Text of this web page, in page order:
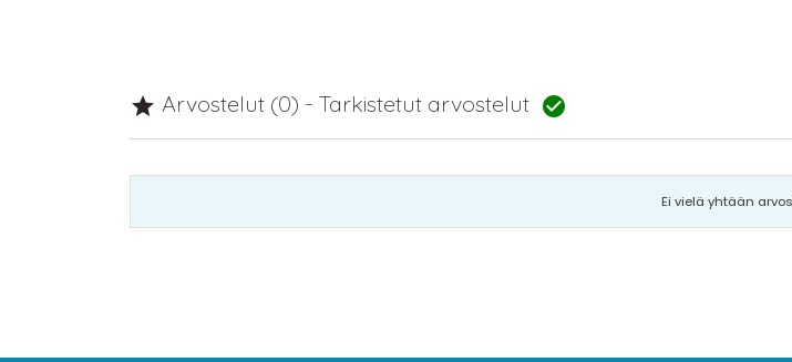
 Arvostelut (0) - Tarkistetut arvostelut 
Ei vielä yhtään